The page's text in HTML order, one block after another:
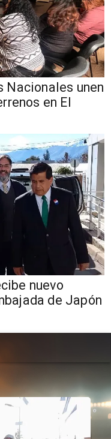
Nacionales unen
en El
nuevo
de Japón